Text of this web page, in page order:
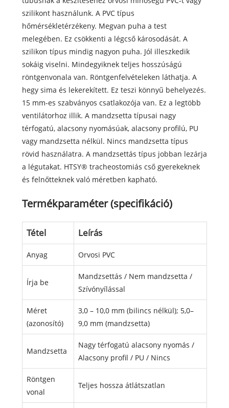
szilikont használunk. A PVC típus
hőmérsékletérzékeny. Megvan puha a test
melegében. Ez csökkenti a légcső károsodását. A
szilikon típus mindig nagyon puha. Jól illeszkedik
sokáig viselni. Mindegyiknek teljes hosszúságú
röntgenvonala van. Röntgenfelvételeken láthatja. A
hegy sima és lekerekített. Ez teszi könnyű behelyezés.
15 mm-es szabványos csatlakozója van. Ez a legtöbb
ventilátorhoz illik. A mandzsetta típusai nagy
térfogatú, alacsony nyomásúak, alacsony profilú, PU
vagy mandzsetta nélkül. Nincs mandzsetta típus
rövid használatra. A mandzsettás típus jobban lezárja
a légutakat. HTSY® tracheostomiás cső gyerekeknek
és felnőtteknek való méretben kapható.
Termékparaméter (specifikáció)
Tétel Leírás
Anyag Orvosi PVC
Írja be
Mandzsettás / Nem mandzsetta /
Szívónyílással
Méret
(azonosító)
3,0 – 10,0 mm (bilincs nélkül); 5,0–
9,0 mm (mandzsetta)
Mandzsetta
Nagy térfogatú alacsony nyomás /
Alacsony profil / PU / Nincs
Röntgen
vonal
Teljes hossza átlátszatlan